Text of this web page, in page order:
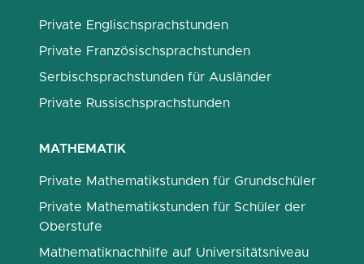
Private Englischsprachstunden
Private Französischsprachstunden
Serbischsprachstunden für Ausländer
Private Russischsprachstunden
MATHEMATIK
Private Mathematikstunden für Grundschüler
Private Mathematikstunden für Schüler der
Oberstufe
Mathematiknachhilfe auf Universitätsniveau